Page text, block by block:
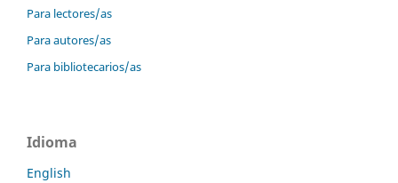
Para lectores/as
Para autores/as
Para bibliotecarios/as
Idioma
English